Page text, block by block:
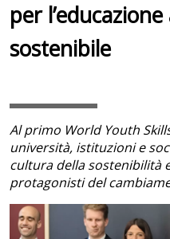
per
sostenibile
Al primo World Youth
università, istituzioni e
cultura della sostenibilità
protagonisti del